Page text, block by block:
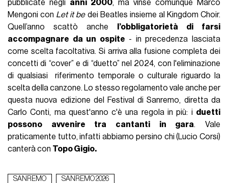
pubblicate negli anni 2000, ma vinse comunque Marco
Mengoni con Let it bedei Beatles insieme al Kingdom Choir.
Quell’anno scattò anche
l’obbligatorietà di farsi
accompagnare da un ospite - in precedenza lasciata
come scelta facoltativa. Si arriva alla fusione completa dei
concetti di “cover” e di “duetto” nel 2024, con l'eliminazione
di qualsiasi riferimento temporale o culturale riguardo la
scelta della canzone. Lo stesso regolamento vale anche per
questa nuova edizione del Festival di Sanremo, diretta da
Carlo Conti, ma quest'anno c'è una regola in più: i duetti
possono avvenire tra cantanti in gara. Vale
praticamente tutto, infatti abbiamo persino chi (Lucio Corsi)
canterà con Topo Gigio.
SANREMO SANREMO 2026